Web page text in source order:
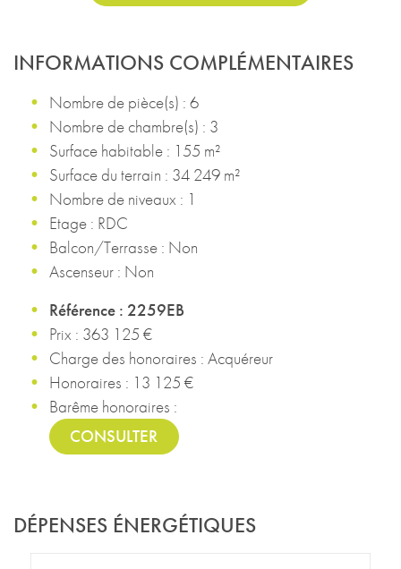
INFORMATIONS COMPLÉMENTAIRES
Nombre de pièce(s) : 6
Nombre de chambre(s) : 3
Surface habitable : 155 m²
Surface du terrain : 34 249 m²
Nombre de niveaux : 1
Etage : RDC
Balcon/Terrasse : Non
Ascenseur : Non
Référence : 2259EB
Prix : 363 125 €
Charge des honoraires : Acquéreur
Honoraires : 13 125 €
Barême honoraires :
CONSULTER
DÉPENSES ÉNERGÉTIQUES